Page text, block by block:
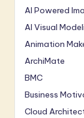
AI Powered
AI Visual
Animation
ArchiMate
BMC
Business
Cloud